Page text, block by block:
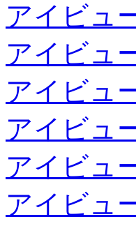
アイビュ
アイビュ
アイビュ
アイビュ
アイビュ
アイビュ